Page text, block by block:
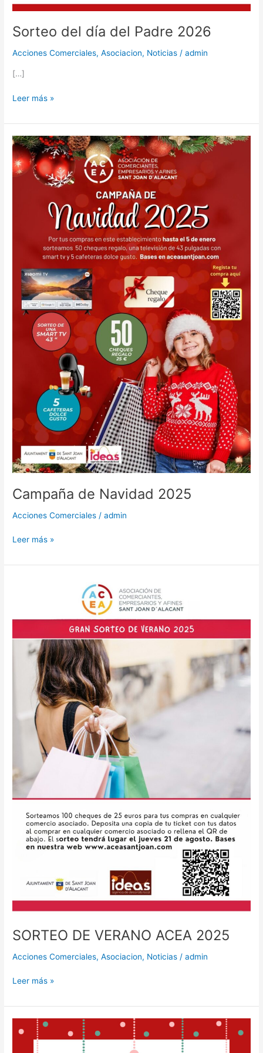
Sorteo del día del Padre 2026
Acciones Comerciales,Asociacion, Noticias /admin
[…]
Leer más »
Campaña de Navidad 2025
Acciones Comerciales /admin
Campaña
de
Navidad
Leer más »
SORTEO DE VERANO ACEA 2025
Acciones Comerciales,Asociacion, Noticias /admin
ACEA
Leer más »
Campaña
de
Navidad